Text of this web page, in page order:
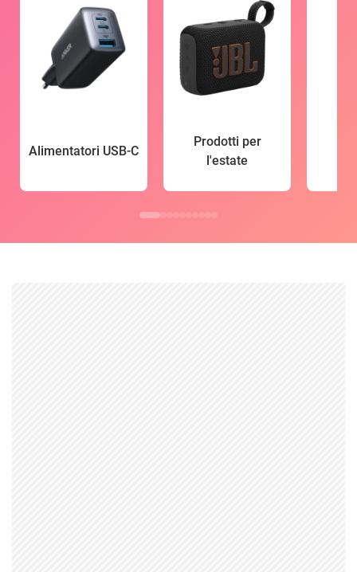
Alimentatori USB-C
Prodotti per
l'estate